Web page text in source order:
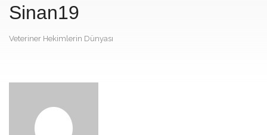
Sinan19
Veteriner Hekimlerin Dünyası